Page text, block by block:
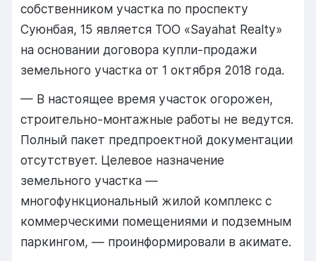
собственником участка по проспекту
Суюнбая, 15 является ТОО «Sayahat Realty»
на основании договора купли-продажи
земельного участка от 1 октября 2018 года.
— В настоящее время участок огорожен,
строительно-монтажные работы не ведутся.
Полный пакет предпроектной документации
отсутствует. Целевое назначение
земельного участка —
многофункциональный жилой комплекс с
коммерческими помещениями и подземным
паркингом, — проинформировали в акимате.